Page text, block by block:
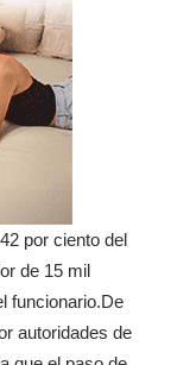
por ciento del
de 15 mil
funcionario.De
autoridades de